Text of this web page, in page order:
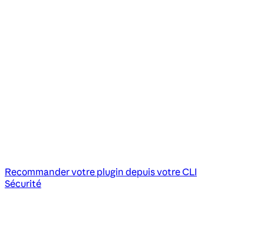
Recommander votre plugin depuis votre CLI
Sécurité